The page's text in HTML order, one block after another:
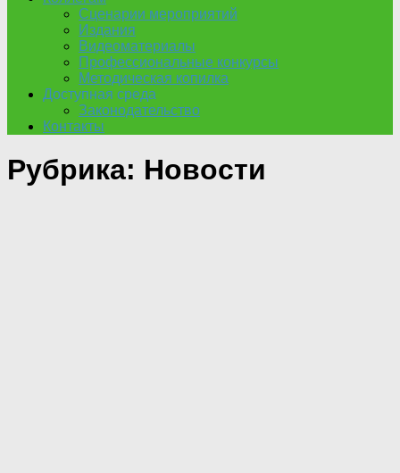
Сценарии мероприятий
Издания
Видеоматериалы
Профессиональные конкурсы
Методическая копилка
Доступная среда
Законодательство
Контакты
Рубрика: Новости